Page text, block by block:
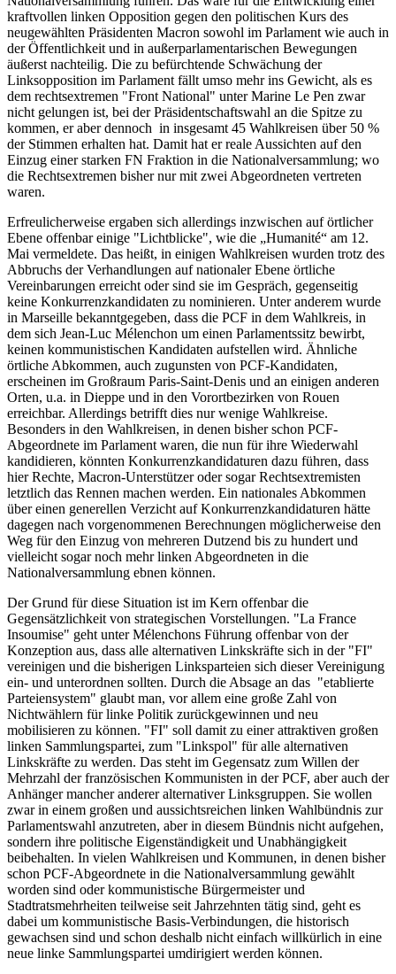
kraftvollen linken Opposition gegen den politischen Kurs des
neugewählten Präsidenten Macron sowohl im Parlament wie auch in
der Öffentlichkeit und in außerparlamentarischen Bewegungen
äußerst nachteilig. Die zu befürchtende Schwächung der
Linksopposition im Parlament fällt umso mehr ins Gewicht, als es
dem rechtsextremen "Front National" unter Marine Le Pen zwar
nicht gelungen ist, bei der Präsidentschaftswahl an die Spitze zu
kommen, er aber dennoch in insgesamt 45 Wahlkreisen über 50 %
der Stimmen erhalten hat. Damit hat er reale Aussichten auf den
Einzug einer starken FN Fraktion in die Nationalversammlung; wo
die Rechtsextremen bisher nur mit zwei Abgeordneten vertreten
waren.
Erfreulicherweise ergaben sich allerdings inzwischen auf örtlicher
Ebene offenbar einige "Lichtblicke", wie die „Humanité“ am 12.
Mai vermeldete. Das heißt, in einigen Wahlkreisen wurden trotz des
Abbruchs der Verhandlungen auf nationaler Ebene örtliche
Vereinbarungen erreicht oder sind sie im Gespräch, gegenseitig
keine Konkurrenzkandidaten zu nominieren. Unter anderem wurde
in Marseille bekanntgegeben, dass die PCF in dem Wahlkreis, in
dem sich Jean-Luc Mélenchon um einen Parlamentssitz bewirbt,
keinen kommunistischen Kandidaten aufstellen wird. Ähnliche
örtliche Abkommen, auch zugunsten von PCF-Kandidaten,
erscheinen im Großraum Paris-Saint-Denis und an einigen anderen
Orten, u.a. in Dieppe und in den Vorortbezirken von Rouen
erreichbar. Allerdings betrifft dies nur wenige Wahlkreise.
Besonders in den Wahlkreisen, in denen bisher schon PCF-
Abgeordnete im Parlament waren, die nun für ihre Wiederwahl
kandidieren, könnten Konkurrenzkandidaturen dazu führen, dass
hier Rechte, Macron-Unterstützer oder sogar Rechtsextremisten
letztlich das Rennen machen werden. Ein nationales Abkommen
über einen generellen Verzicht auf Konkurrenzkandidaturen hätte
dagegen nach vorgenommenen Berechnungen möglicherweise den
Weg für den Einzug von mehreren Dutzend bis zu hundert und
vielleicht sogar noch mehr linken Abgeordneten in die
Nationalversammlung ebnen können.
Der Grund für diese Situation ist im Kern offenbar die
Gegensätzlichkeit von strategischen Vorstellungen. "La France
Insoumise" geht unter Mélenchons Führung offenbar von der
Konzeption aus, dass alle alternativen Linkskräfte sich in der "FI"
vereinigen und die bisherigen Linksparteien sich dieser Vereinigung
ein- und unterordnen sollten. Durch die Absage an das "etablierte
Parteiensystem" glaubt man, vor allem eine große Zahl von
Nichtwählern für linke Politik zurückgewinnen und neu
mobilisieren zu können. "FI" soll damit zu einer attraktiven großen
linken Sammlungspartei, zum "Linkspol" für alle alternativen
Linkskräfte zu werden. Das steht im Gegensatz zum Willen der
Mehrzahl der französischen Kommunisten in der PCF, aber auch der
Anhänger mancher anderer alternativer Linksgruppen. Sie wollen
zwar in einem großen und aussichtsreichen linken Wahlbündnis zur
Parlamentswahl anzutreten, aber in diesem Bündnis nicht aufgehen,
sondern ihre politische Eigenständigkeit und Unabhängigkeit
beibehalten. In vielen Wahlkreisen und Kommunen, in denen bisher
schon PCF-Abgeordnete in die Nationalversammlung gewählt
worden sind oder kommunistische Bürgermeister und
Stadtratsmehrheiten teilweise seit Jahrzehnten tätig sind, geht es
dabei um kommunistische Basis-Verbindungen, die historisch
gewachsen sind und schon deshalb nicht einfach willkürlich in eine
neue linke Sammlungspartei umdirigiert werden können.